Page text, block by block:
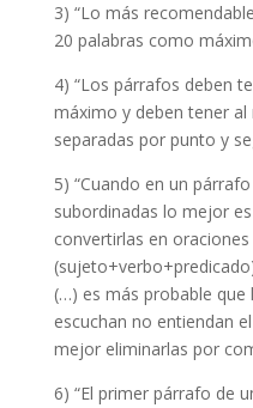
3) “Lo más
20 palabras como má
4) “Los párrafos deben
máximo y deben tener
separadas por punto y
5) “Cuando en un
subordinadas lo mejor
convertirlas en
(…) es más probable que
escuchan no entiendan
mejor eliminarlas por
6) “El primer párrafo de